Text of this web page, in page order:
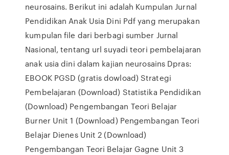
neurosains. Berikut ini adalah Kumpulan Jurnal
Pendidikan Anak Usia Dini Pdf yang merupakan
kumpulan file dari berbagi sumber Jurnal
Nasional, tentang url suyadi teori pembelajaran
anak usia dini dalam kajian neurosains Dpras:
EBOOK PGSD (gratis dowload) Strategi
Pembelajaran (Download) Statistika Pendidikan
(Download) Pengembangan Teori Belajar
Burner Unit 1 (Download) Pengembangan Teori
Belajar Dienes Unit 2 (Download)
Pengembangan Teori Belajar Gagne Unit 3